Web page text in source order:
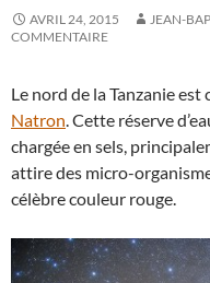
AVRIL 24, 2015 JEAN-
COMMENTAIRE
Le nord de la Tanzanie
Natron. Cette réserve
chargée en sels,
attire des micro-
célèbre couleur rouge.